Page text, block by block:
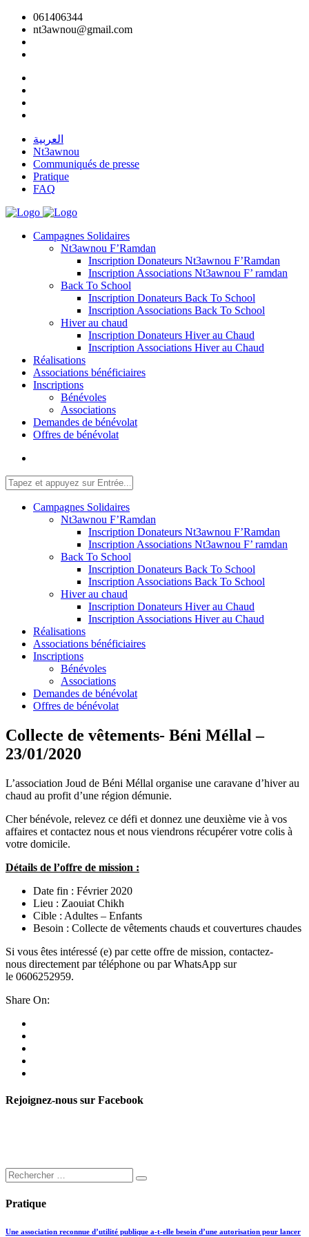
061406344
nt3awnou@gmail.com
العربية
Nt3awnou
Communiqués de presse
Pratique
FAQ
Campagnes Solidaires
Nt3awnou F’Ramdan
Inscription Donateurs Nt3awnou F’Ramdan
Inscription Associations Nt3awnou F’ ramdan
Back To School
Inscription Donateurs Back To School
Inscription Associations Back To School
Hiver au chaud
Inscription Donateurs Hiver au Chaud
Inscription Associations Hiver au Chaud
Réalisations
Associations bénéficiaires
Inscriptions
Bénévoles
Associations
Demandes de bénévolat
Offres de bénévolat
Campagnes Solidaires
Nt3awnou F’Ramdan
Inscription Donateurs Nt3awnou F’Ramdan
Inscription Associations Nt3awnou F’ ramdan
Back To School
Inscription Donateurs Back To School
Inscription Associations Back To School
Hiver au chaud
Inscription Donateurs Hiver au Chaud
Inscription Associations Hiver au Chaud
Réalisations
Associations bénéficiaires
Inscriptions
Bénévoles
Associations
Demandes de bénévolat
Offres de bénévolat
Collecte de vêtements- Béni Méllal –
23/01/2020
L’association Joud de Béni Méllal organise une caravane d’hiver au
chaud au profit d’une région démunie.
Cher bénévole, relevez ce défi et donnez une deuxième vie à vos
affaires et contactez nous et nous viendrons récupérer votre colis à
votre domicile.
Détails de l’offre de mission :
Date fin : Février 2020
Lieu : Zaouiat Chikh
Cible : Adultes – Enfants
Besoin : Collecte de vêtements chauds et couvertures chaudes
Si vous êtes intéressé (e) par cette offre de mission, contactez-
nous directement par téléphone ou par WhatsApp sur
le 0606252959.
Share On:
Rejoignez-nous sur Facebook
Pratique
Une association reconnue d’utilité publique a-t-elle besoin d’une autorisation pour lancer